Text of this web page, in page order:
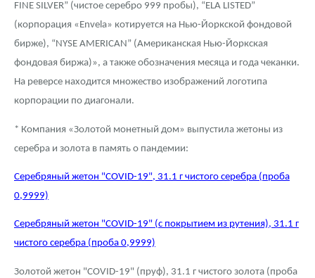
FINE SILVER” (чистое серебро 999 пробы), “ELA LISTED”
(корпорация «Envela» котируется на Нью-Йоркской фондовой
бирже), “NYSE AMERICAN” (Американская Нью-Йоркская
фондовая биржа)», а также обозначения месяца и года чеканки.
На реверсе находится множество изображений логотипа
корпорации по диагонали.
* Компания «Золотой монетный дом» выпустила жетоны из
серебра и золота в память о пандемии:
Серебряный жетон "COVID-19", 31.1 г чистого серебра (проба
0,9999)
Серебряный жетон "COVID-19" (с покрытием из рутения), 31.1 г
чистого серебра (проба 0,9999)
Золотой жетон "COVID-19" (пруф), 31.1 г чистого золота (проба